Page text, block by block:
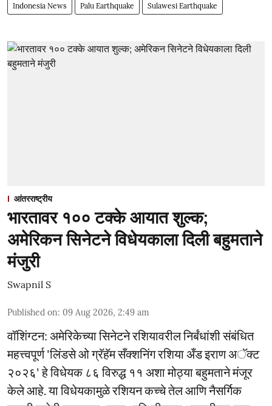
Indonesia News Palu Earthquake Sulawesi Earthquake
आंतरराष्ट्रीय
भारतावर १०० टक्के आयात शुल्क;
अमेरिकन सिनेटने विधेयकाला दिली बहुमताने
मंजुरी
Swapnil S
Published on: 09 Aug 2026, 2:49 am
वॉशिंग्टन: अमेरिकेच्या सिनेटने रशियावरील निर्बंधांशी संबंधित
महत्त्वपूर्ण 'लिंडसे ओ ग्रॅहॅम सँक्शनिंग रशिया अँड इराण अॅक्ट
२०२६' हे विधेयक ८६ विरुद्ध ११ अशा मोठ्या बहुमताने मंजूर
केले आहे. या विधेयकामुळे रशियन कच्चे तेल आणि नैसर्गिक